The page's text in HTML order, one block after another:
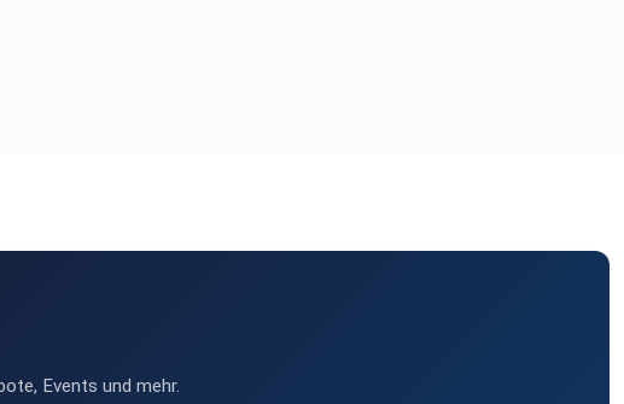
Events und mehr.